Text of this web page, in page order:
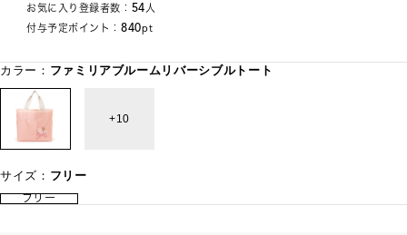
お気に入り登録者数： 54人
付与予定ポイント： 840pt
カラー： ファミリアブルームリバーシブルトート
10
サイズ： フリー
フリー